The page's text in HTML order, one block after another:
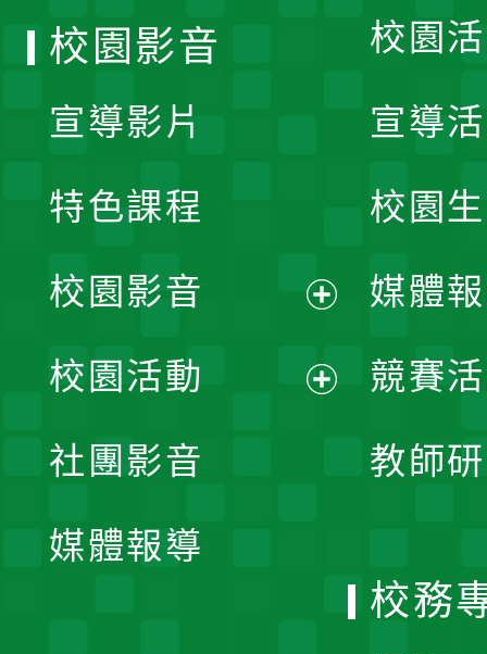
校園
宣導
校園
媒體
競賽
教師
校園影音
宣導影片
特色課程
校園影音
開
校園活動
社團影音
媒體報導
校務